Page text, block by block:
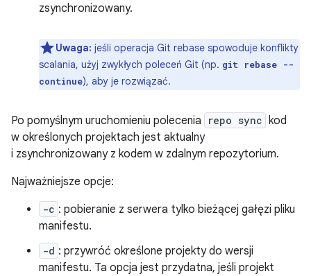
zsynchronizowany.
Uwaga: jeśli operacja Git rebase spowoduje konflikty
scalania, użyj zwykłych poleceń Git (np. git rebase --
continue), aby je rozwiązać.
Po pomyślnym uruchomieniu polecenia repo sync kod
w określonych projektach jest aktualny
i zsynchronizowany z kodem w zdalnym repozytorium.
Najważniejsze opcje:
-c : pobieranie z serwera tylko bieżącej gałęzi pliku
manifestu.
-d : przywróć określone projekty do wersji
manifestu. Ta opcja jest przydatna, jeśli projekt